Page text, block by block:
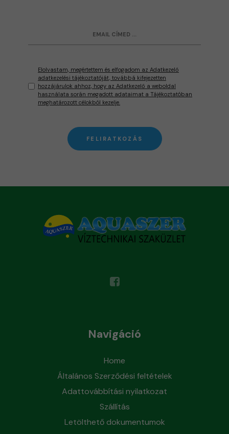
Elolvastam, megértettem és elfogadom az Adatkezelő
adatkezelési tájékoztatóját, továbbá kifejezetten
hozzájárulok ahhoz, hogy az Adatkezelő a weboldal
használata során megadott adataimat a Tájékoztatóban
meghatározott célokból kezelje.
FELIRATKOZÁS
Navigáció
Home
Általános Szerződési feltételek
Adattovábbítási nyilatkozat
Szállítás
Letölthető dokumentumok